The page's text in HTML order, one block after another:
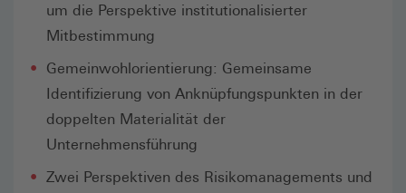
um die Perspektive institutionalisierter
Mitbestimmung
Gemeinwohlorientierung: Gemeinsame
Identifizierung von Anknüpfungspunkten in der
doppelten Materialität der
Unternehmensführung
Zwei Perspektiven des Risikomanagements und